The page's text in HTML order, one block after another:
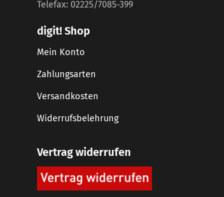
Telefax: 02225/7085-399
digit! Shop
Mein Konto
Zahlungsarten
Versandkosten
Widerrufsbelehrung
Vertrag widerrufen